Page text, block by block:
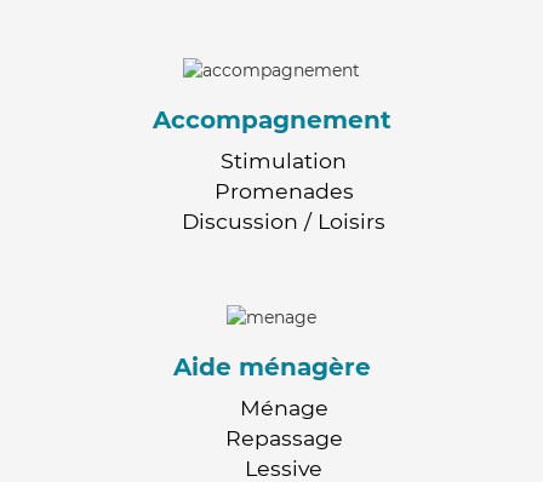
Accompagnement
Stimulation
Promenades
Discussion / Loisirs
Aide ménagère
Ménage
Repassage
Lessive